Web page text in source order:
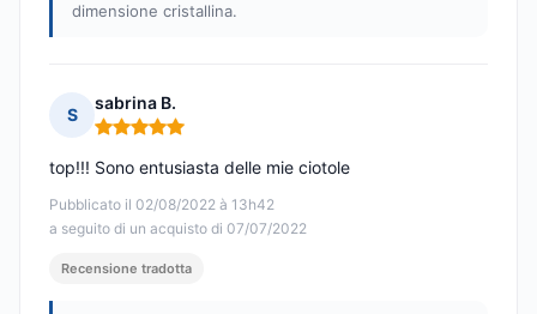
dimensione cristallina.
S
sabrina B.
Nota: 5 su 5
Pubblicato il 02/08/2022 à 13h42
a seguito di un acquisto di 07/07/2022
top!!! Sono entusiasta delle mie ciotole
Recensione tradotta